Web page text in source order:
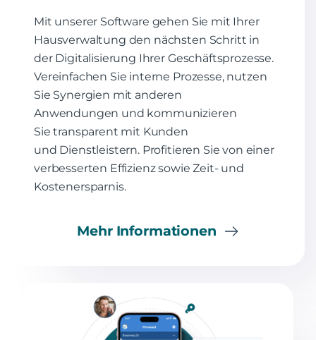
Mit unserer Software gehen Sie mit Ihrer
Hausverwaltung den nächsten Schritt in
der Digitalisierung Ihrer Geschäftsprozesse.
Vereinfachen Sie interne Prozesse, nutzen
Sie Synergien mit anderen
Anwendungen und kommunizieren
Sie transparent mit Kunden
und Dienstleistern. Profitieren Sie von einer
verbesserten Effizienz sowie Zeit- und
Kostenersparnis.
Mehr Informationen